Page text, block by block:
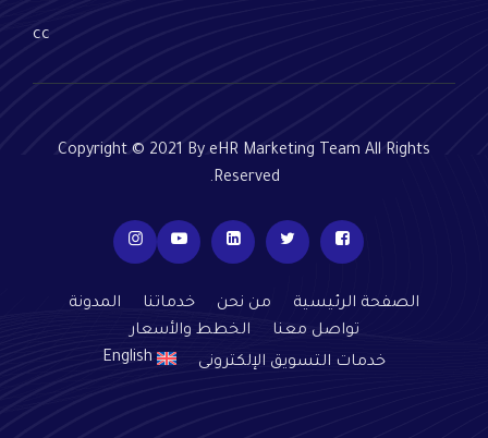
cc
Copyright © 2021 By eHR Marketing Team All Rights
Reserved.
الصفحة الرئيسية من نحن خدماتنا
المدونة
تواصل معنا
الخطط والأسعار
خدمات التسويق الإلكترونى
English